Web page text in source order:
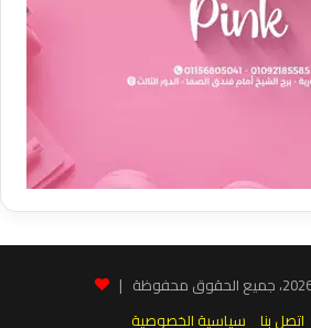
اتصل بنا سياسية الخصوصية